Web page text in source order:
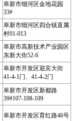
阜新市细河区金地花园
33#
阜新市细河区四合镇直属
村01-013
阜新市高新技术产业园区
东新大街52-6
阜新市开发区迎宾大街
41-4-1门、41-4-2门
阜新市开发区新都路
39#107-108-109
阜新市开发区育红路46号